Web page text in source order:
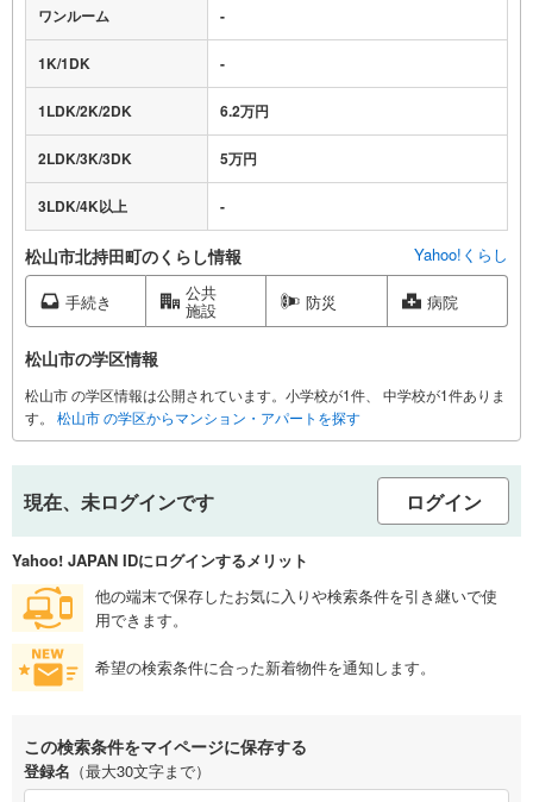
ワンルーム -
1K/1DK -
1LDK/2K/2DK 6.2万円
2LDK/3K/3DK 5万円
3LDK/4K以上 -
松山市北持田町のくらし情報 Yahoo!くらし
手続き 公共
施設 防災 病院
松山市の学区情報
松山市 の学区情報は公開されています。小学校が1件、 中学校が1件ありま
す。
松山市 の学区からマンション・アパートを探す
現在、未ログインです ログイン
Yahoo! JAPAN IDにログインするメリット
他の端末で保存したお気に入りや検索条件を引き継いで使
用できます。
希望の検索条件に合った新着物件を通知します。
この検索条件をマイページに保存する
登録名 （最大30文字まで）